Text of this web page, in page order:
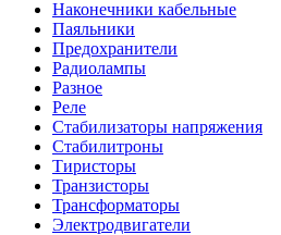
Наконечники кабельные
Паяльники
Предохранители
Радиолампы
Разное
Реле
Стабилизаторы напряжения
Стабилитроны
Тиристоры
Транзисторы
Трансформаторы
Электродвигатели